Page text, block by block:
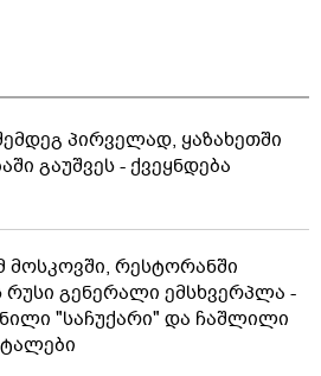
პირველად, ყაზახეთში
გაუშვეს - ქვეყნდება
რესტორანში
გენერალი ემსხვერპლა -
"საჩუქარი" და ჩაშლილი